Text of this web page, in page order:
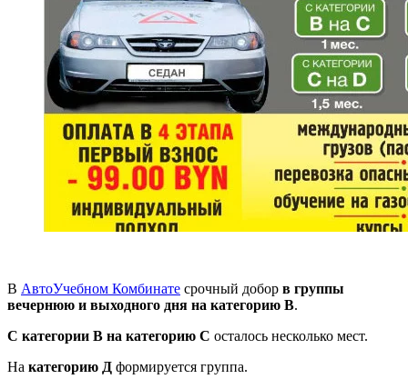
В АвтоУчебном Комбинате срочный добор в группы
вечернюю и выходного дня на категорию В.
С категории В на категорию С осталось несколько мест.
На категорию Д формируется группа.